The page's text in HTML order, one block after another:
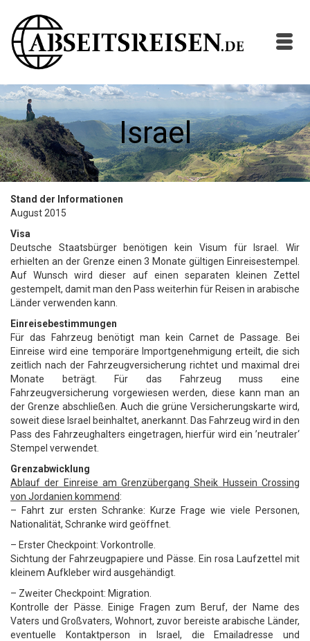
Israel
Stand der Informationen
August 2015
Visa
Deutsche Staatsbürger benötigen kein Visum für Israel. Wir
erhielten an der Grenze einen 3 Monate gültigen Einreisestempel.
Auf Wunsch wird dieser auf einen separaten kleinen Zettel
gestempelt, damit man den Pass weiterhin für Reisen in arabische
Länder verwenden kann.
Einreisebestimmungen
Für das Fahrzeug benötigt man kein Carnet de Passage. Bei
Einreise wird eine temporäre Importgenehmigung erteilt, die sich
zeitlich nach der Fahrzeugversicherung richtet und maximal drei
Monate beträgt. Für das Fahrzeug muss eine
Fahrzeugversicherung vorgewiesen werden, diese kann man an
der Grenze abschließen. Auch die grüne Versicherungskarte wird,
soweit diese Israel beinhaltet, anerkannt. Das Fahrzeug wird in den
Pass des Fahrzeughalters eingetragen, hierfür wird ein ’neutraler‘
Stempel verwendet.
Grenzabwicklung
Ablauf der Einreise am Grenzübergang Sheik Hussein Crossing
von Jordanien kommend:
– Fahrt zur ersten Schranke: Kurze Frage wie viele Personen,
Nationalität, Schranke wird geöffnet.
– Erster Checkpoint: Vorkontrolle.
Sichtung der Fahrzeugpapiere und Pässe. Ein rosa Laufzettel mit
kleinem Aufkleber wird ausgehändigt.
– Zweiter Checkpoint: Migration.
Kontrolle der Pässe. Einige Fragen zum Beruf, der Name des
Vaters und Großvaters, Wohnort, zuvor bereiste arabische Länder,
eventuelle Kontaktperson in Israel, die Emailadresse und